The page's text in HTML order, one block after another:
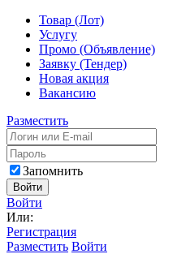
Товар (Лот)
Услугу
Промо (Объявление)
Заявку (Тендер)
Новая акция
Вакансию
Разместить
Запомнить
Войти
Войти
Или:
Регистрация
Разместить Войти